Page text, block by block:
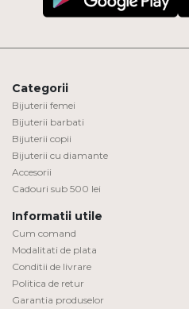
Categorii
Bijuterii femei
Bijuterii barbati
Bijuterii copii
Bijuterii cu diamante
Accesorii
Cadouri sub 500 lei
Informatii utile
Cum comand
Modalitati de plata
Conditii de livrare
Politica de retur
Garantia produselor